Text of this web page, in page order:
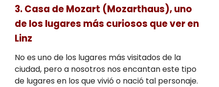
3. Casa de Mozart (Mozarthaus), uno
de los lugares más curiosos que ver en
Linz
No es uno de los lugares más visitados de la
ciudad, pero a nosotros nos encantan este tipo
de lugares en los que vivió o nació tal personaje.